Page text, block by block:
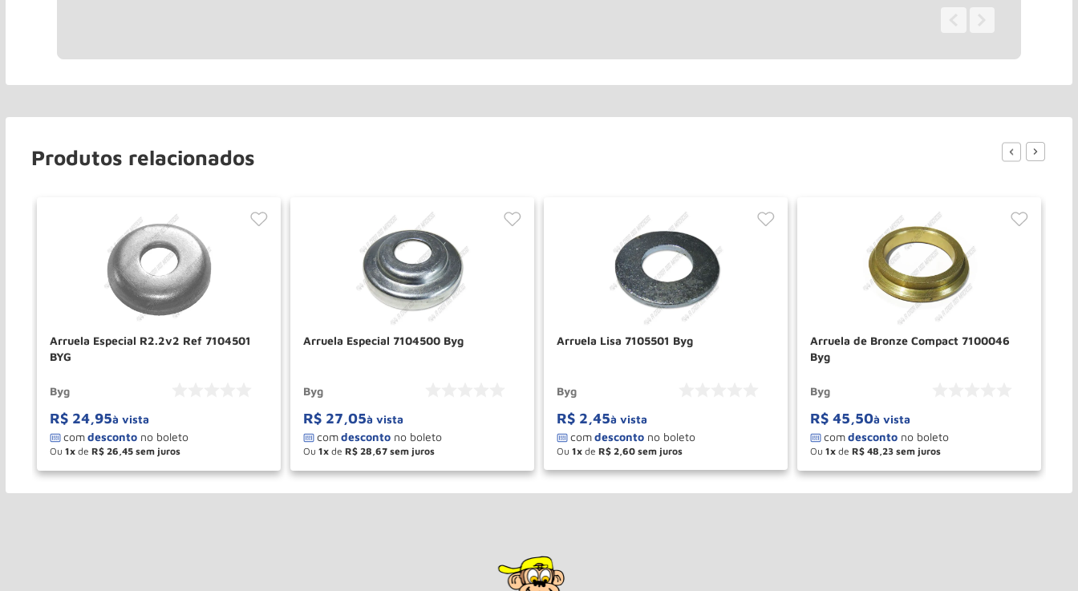
Produtos relacionados
Arruela Especial R2.2v2 Ref 7104501
BYG
Byg
R$ 24,95à vista
Ou 1 de R$ 26,45
＋
－ COMPRAR
Arruela Especial 7104500 Byg
Byg
R$ 27,05à vista
Ou 1 de R$ 28,67
＋
－ COMPRAR
Arruela Lisa 7105501 Byg
Byg
R$ 2,45à vista
Ou 1 de R$ 2,60
＋
－ COMPRAR
Arruela de Bronze Compact 7100046
Byg
Byg
R$ 45,50à vista
Ou 1 de R$ 48,23
＋
－ COMPRAR